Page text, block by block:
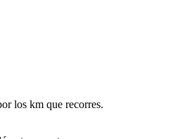
los km que recorres.